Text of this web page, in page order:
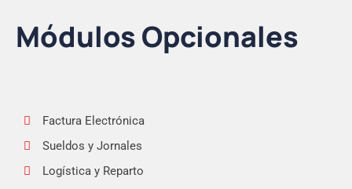
Módulos Opcionales
Factura Electrónica
Sueldos y Jornales
Logística y Reparto